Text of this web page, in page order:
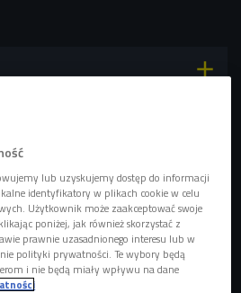

MamaSellita i Igorilla
lub uzyskujemy dostęp do informacji
identyfikatory w plikach cookie w celu
Użytkownik może zaakceptować swoje
poniżej, jak również skorzystać z
prawnie uzasadnionego interesu lub w
polityki prywatności. Te wybory będą
i nie będą miały wpływu na dane